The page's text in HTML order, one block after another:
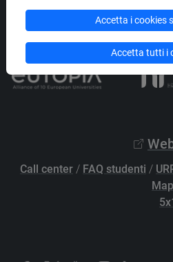
Privacy/Cookies/Credits e
Elenco siti tematici
Call center / FAQ studenti /
Accetta i cookies
Accetta tutti i